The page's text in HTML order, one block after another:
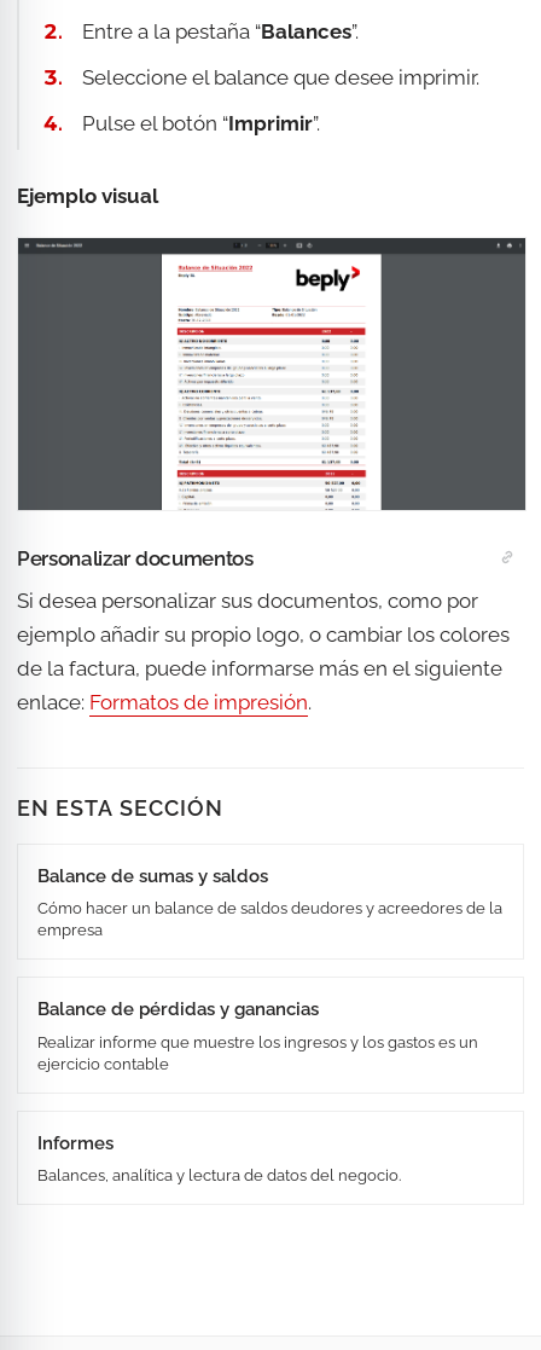
Entre a la pestaña “Balances”.
Seleccione el balance que desee imprimir.
Pulse el botón “Imprimir”.
Ejemplo visual
Personalizar documentos
Si desea personalizar sus documentos, como por
ejemplo añadir su propio logo, o cambiar los colores
de la factura, puede informarse más en el siguiente
enlace: Formatos de impresión.
EN ESTA SECCIÓN
Balance de sumas y saldos
Cómo hacer un balance de saldos deudores y acreedores de la
empresa
Balance de pérdidas y ganancias
Realizar informe que muestre los ingresos y los gastos es un
ejercicio contable
Informes
Balances, analítica y lectura de datos del negocio.